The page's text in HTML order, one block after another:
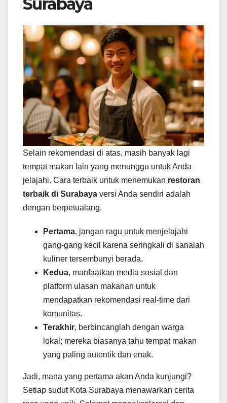
Selain rekomendasi di atas, masih banyak lagi
tempat makan lain yang menunggu untuk Anda
jelajahi. Cara terbaik untuk menemukan restoran
terbaik di Surabaya versi Anda sendiri adalah
dengan berpetualang.
Pertama, jangan ragu untuk menjelajahi
gang-gang kecil karena seringkali di sanalah
kuliner tersembunyi berada.
Kedua, manfaatkan media sosial dan
platform ulasan makanan untuk
mendapatkan rekomendasi real-time dari
komunitas.
Terakhir, berbincanglah dengan warga
lokal; mereka biasanya tahu tempat makan
yang paling autentik dan enak.
Jadi, mana yang pertama akan Anda kunjungi?
Setiap sudut Kota Surabaya menawarkan cerita